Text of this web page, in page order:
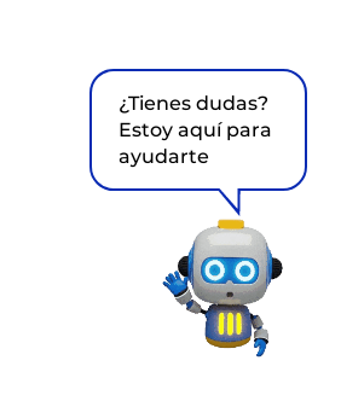
¿Tienes dudas?
Estoy aquí para
ayudarte